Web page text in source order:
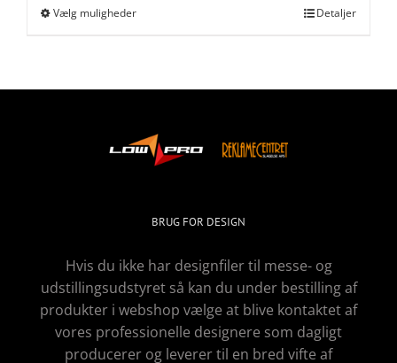
Vælg muligheder Detaljer
BRUG FOR DESIGN
Hvis du ikke har designfiler til messe- og
udstillingsudstyret så kan du under bestilling af
produkter i webshop vælge at blive kontaktet af
vores professionelle designere som dagligt
producerer og leverer til en bred vifte af